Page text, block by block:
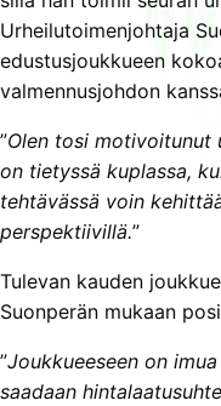
Urheilutoimenjohtaja
edustusjoukkueen
valmennusjohdon
”Olen tosi motivoitunut
on tietyssä kuplassa,
tehtävässä voin
perspektiivillä.”
Tulevan kauden
Suonperän mukaan
”Joukkueeseen on
saadaan